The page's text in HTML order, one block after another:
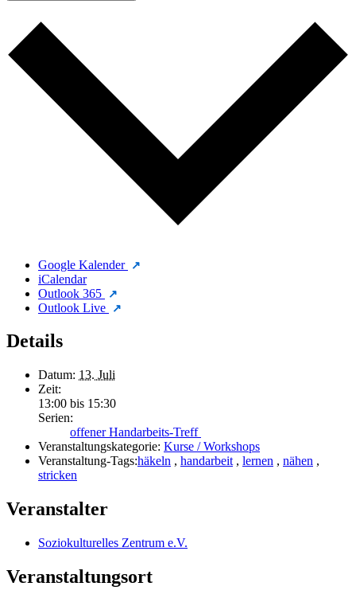
Google Kalender
iCalendar
Outlook 365
Outlook Live
Details
Datum: 13. Juli
Zeit:
13:00 bis 15:30
Serien:
offener Handarbeits-Treff
Veranstaltungskategorie: Kurse / Workshops
Veranstaltung-Tags:häkeln , handarbeit , lernen , nähen ,
stricken
Veranstalter
Soziokulturelles Zentrum e.V.
Veranstaltungsort